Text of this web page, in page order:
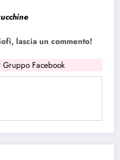
lascia un commento!
Gruppo Facebook